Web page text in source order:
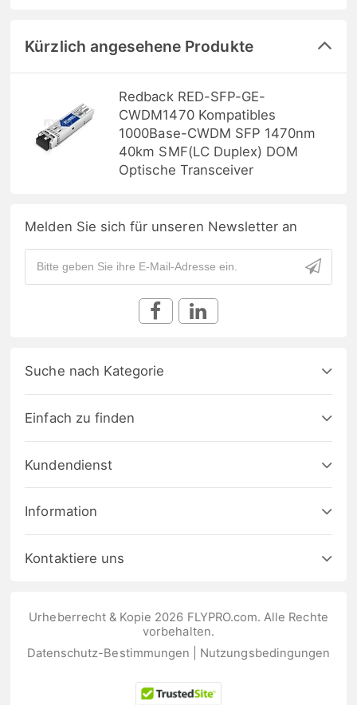
Kürzlich angesehene Produkte
Redback RED-SFP-GE-
CWDM1470 Kompatibles
1000Base-CWDM SFP 1470nm
40km SMF(LC Duplex) DOM
Optische Transceiver
Melden Sie sich für unseren Newsletter an
Suche nach Kategorie
Einfach zu finden
Kundendienst
Information
Kontaktiere uns
Urheberrecht & Kopie 2026 FLYPRO.com. Alle Rechte
vorbehalten.
Datenschutz-Bestimmungen
Nutzungsbedingungen